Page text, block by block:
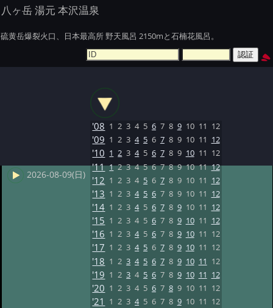
八ヶ岳 湯元 本沢温泉
硫黄岳爆裂火口、日本最高所 野天風呂 2150mと石楠花風呂。
2026-08-09(日)
'08 1 2 3 4 5 6 7 8 9 10 11 12
'09 1 2 3 4 5 6 7 8 9 10 11 12
'10 1 2 3 4 5 6 7 8 9 10 11 12
'11 1 2 3 4 5 6 7 8 9 10 11 12
'12 1 2 3 4 5 6 7 8 9 10 11 12
'13 1 2 3 4 5 6 7 8 9 10 11 12
'14 1 2 3 4 5 6 7 8 9 10 11 12
'15 1 2 3 4 5 6 7 8 9 10 11 12
'16 1 2 3 4 5 6 7 8 9 10 11 12
'17 1 2 3 4 5 6 7 8 9 10 11 12
'18 1 2 3 4 5 6 7 8 9 10 11 12
'19 1 2 3 4 5 6 7 8 9 10 11 12
'20 1 2 3 4 5 6 7 8 9 10 11 12
'21 1 2 3 4 5 6 7 8 9 10 11 12